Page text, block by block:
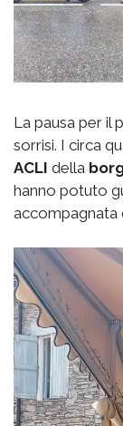
La pausa per il
sorrisi. I circa
ACLI della
hanno potuto
accompagnata